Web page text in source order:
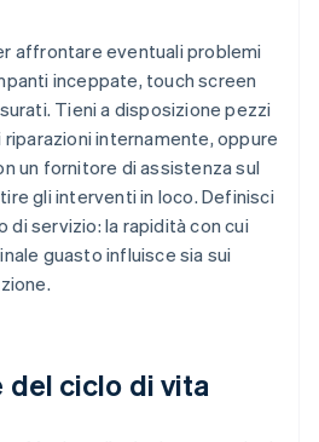
affrontare eventuali problemi
inceppate, touch screen
Tieni a disposizione pezzi
internamente, oppure
un fornitore di assistenza sul
gli interventi in loco. Definisci
di servizio: la rapidità con cui
guasto influisce sia sui
del ciclo di vita